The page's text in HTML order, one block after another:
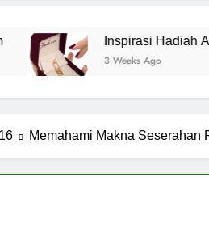
Inspirasi Hadiah Anniversary:
3 Weeks Ago
16 Memahami Makna Seserahan